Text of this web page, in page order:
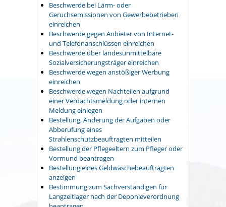
Beschwerde bei Lärm- oder
Geruchsemissionen von Gewerbebetrieben
einreichen
Beschwerde gegen Anbieter von Internet-
und Telefonanschlüssen einreichen
Beschwerde über landesunmittelbare
Sozialversicherungsträger einreichen
Beschwerde wegen anstößiger Werbung
einreichen
Beschwerde wegen Nachteilen aufgrund
einer Verdachtsmeldung oder internen
Meldung einlegen
Bestellung, Änderung der Aufgaben oder
Abberufung eines
Strahlenschutzbeauftragten mitteilen
Bestellung der Pflegeeltern zum Pfleger oder
Vormund beantragen
Bestellung eines Geldwäschebeauftragten
anzeigen
Bestimmung zum Sachverständigen für
Langzeitlager nach der Deponieverordnung